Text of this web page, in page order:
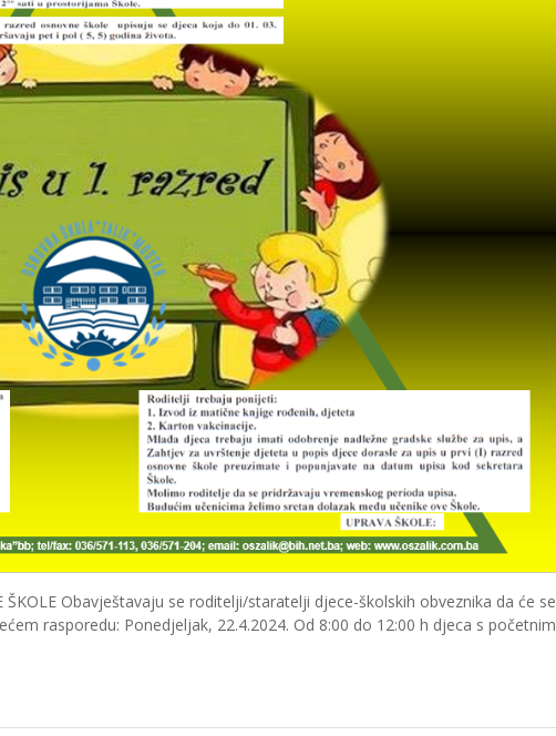
ŠKOLE Obavještavaju se roditelji/staratelji djece-školskih obveznika da će se
rasporedu: Ponedjeljak, 22.4.2024. Od 8:00 do 12:00 h djeca s početnim